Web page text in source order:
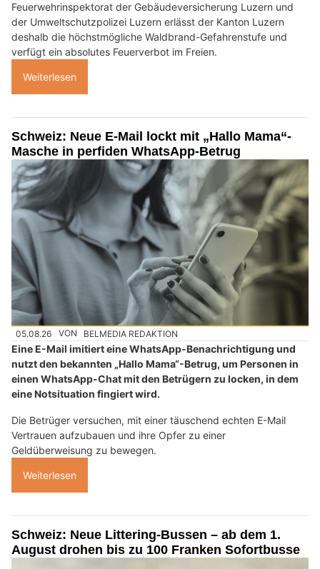
Feuerwehrinspektorat der Gebäudeversicherung Luzern und
der Umweltschutzpolizei Luzern erlässt der Kanton Luzern
deshalb die höchstmögliche Waldbrand-Gefahrenstufe und
verfügt ein absolutes Feuerverbot im Freien.
Weiterlesen
Schweiz: Neue E-Mail lockt mit „Hallo Mama“-
Masche in perfiden WhatsApp-Betrug
05.08.26 VON BELMEDIA REDAKTION
Eine E-Mail imitiert eine WhatsApp-Benachrichtigung und
nutzt den bekannten „Hallo Mama“-Betrug, um Personen in
einen WhatsApp-Chat mit den Betrügern zu locken, in dem
eine Notsituation fingiert wird.
Die Betrüger versuchen, mit einer täuschend echten E-Mail
Vertrauen aufzubauen und ihre Opfer zu einer
Geldüberweisung zu bewegen.
Weiterlesen
Schweiz: Neue Littering-Bussen – ab dem 1.
August drohen bis zu 100 Franken Sofortbusse